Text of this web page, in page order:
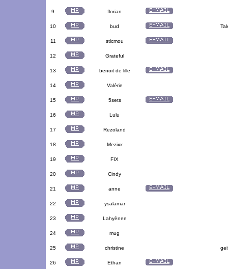
9 florian
10 bud
11 sticmou
12 Grateful
13 benoit de lille
14 Valérie
15 5sets
16 Lulu
17 Rezoland
18 Mezixx
19 FIX
20 Cindy
21 anne
22 ysalamar
23 Lahyènee
24 mug
25 christine
26 Ethan